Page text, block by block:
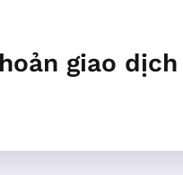
giao dịch